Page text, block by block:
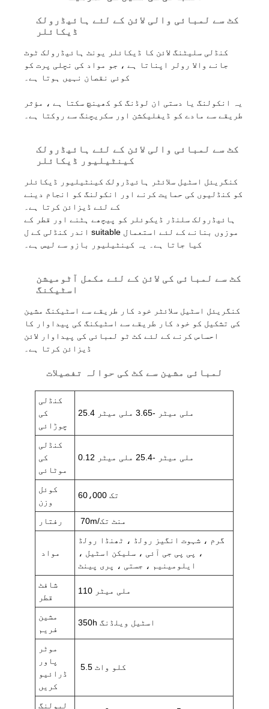
کٹ سے لمبائی والی لائن کے لئے ہائیڈرولک
ڈیکائلر
کنڈلی سلیٹنگ لائن کا ڈیکائلر یونٹ ہائیڈرولک ٹوٹ
جانے والا رولر اپناتا ہے ، جو مواد کی نچلی پرت کو
کوئی نقصان نہیں ہوتا ہے۔
یہ انکولنگ یا دستی ان لوڈنگ کو کھینچ سکتا ہے ، مؤثر
طریقے سے مادے کو ڈیفلیکشن اور سکریچنگ سے روکتا ہے۔
کٹ سے لمبائی والی لائن کے لئے ہائیڈرولک
کینٹیلیور ڈیکائلر
کنگریئل اسٹیل سلائٹر ہائیڈرولک کینٹیلیور ڈیکائلر
کو کنڈلیوں کی حمایت کرنے اور انکولنگ کو انجام دینے
کے لئے ڈیزائن کرتا ہے۔
ہائیڈرولک سلنڈر ڈیکوئلر کو پیچھے ہٹنے اور قطر کے
اندر کنڈلی کے ل suitable موزوں بنانے کے لئے استعمال
کیا جاتا ہے۔ یہ کینٹیلیور بازو سے لیس ہے۔
کٹ سے لمبائی کی لائن کے لئے مکمل آٹومیشن
اسٹیکنگ
کنگریئل اسٹیل سلائٹر خود کار طریقے سے اسٹیکنگ مشین
کی تشکیل کو خود کار طریقے سے اسٹیکنگ کی پیداوار کا
احساس کرنے کے لئے کٹ ٹو لمبائی کی پیداوار لائن
ڈیزائن کرتا ہے۔
لمبائی مشین سے کٹ کی حوالہ تفصیلات
کنڈلی
کی
چوڑائی
25.4 ملی میٹر -3.65 ملی میٹر
کنڈلی
کی
موٹائی
0.12 ملی میٹر -25.4 ملی میٹر
کوئل
وزن
60،000 تک
رفتار 70m/منٹ تک
مواد
گرم ، شہوت انگیز رولڈ ، ٹھنڈا رولڈ
، پی پی جی آئی ، سلیکن اسٹیل ،
ایلومینیم ، جستی ، پری پینٹ
شافٹ
قطر
110 ملی میٹر
مشین
فریم
350h اسٹیل ویلڈنگ
موٹر
پاور
ڈرائیو
کریں
5.5 کلو واٹ
لیولنگ